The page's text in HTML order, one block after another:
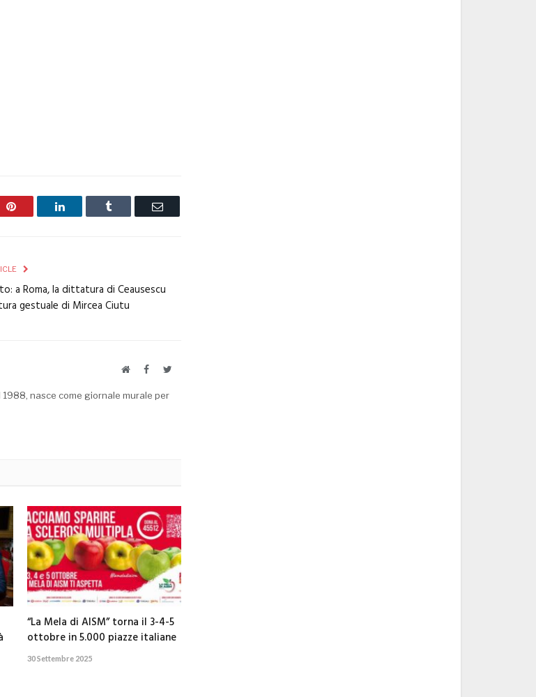
Pinterest LinkedIn Tumblr Email
a Roma, la dittatura di Ceausescu
gestuale di Mircea Ciutu
WebsiteFacebookTwitter
nasce come giornale murale per
“La Mela di AISM” torna il 3-4-5
ottobre in 5.000 piazze italiane
30 Settembre 2025